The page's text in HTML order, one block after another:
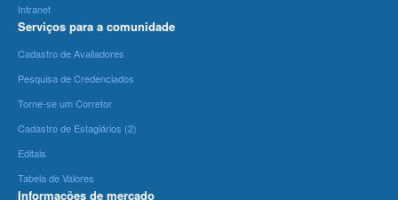
Intranet
Serviços para a comunidade
Cadastro de Avaliadores
Pesquisa de Credenciados
Torne-se um Corretor
Cadastro de Estagiários (2)
Editais
Tabela de Valores
Informações de mercado